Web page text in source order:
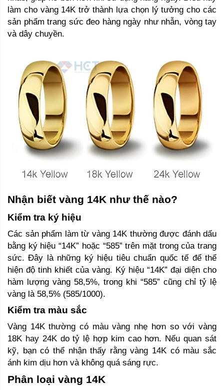
làm cho vàng 14K trở thành lựa chọn lý tưởng cho các
sản phẩm trang sức đeo hàng ngày như nhẫn, vòng tay
và dây chuyền.
Nhận biết vàng 14K như thế nào?
Kiểm tra ký hiệu
Các sản phẩm làm từ vàng 14K thường được đánh dấu
bằng ký hiệu “14K” hoặc “585” trên mặt trong của trang
sức. Đây là những ký hiệu tiêu chuẩn quốc tế để thể
hiện độ tinh khiết của vàng. Ký hiệu “14K” đại diện cho
hàm lượng vàng 58,5%, trong khi “585” cũng chỉ tỷ lệ
vàng là 58,5% (585/1000).
Kiểm tra màu sắc
Vàng 14K thường có màu vàng nhẹ hơn so với vàng
18K hay 24K do tỷ lệ hợp kim cao hơn. Nếu quan sát
kỹ, bạn có thể nhận thấy rằng vàng 14K có màu sắc
ánh kim dịu hơn và không quá sáng rực.
Phân loại vàng 14K